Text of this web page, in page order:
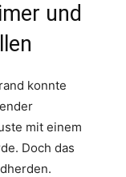
und
konnte
mit einem
Doch das